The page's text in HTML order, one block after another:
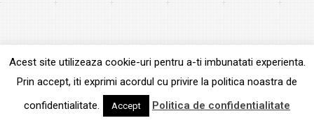
Acest site utilizeaza cookie-uri pentru a-ti imbunatati experienta.
Prin accept, iti exprimi acordul cu privire la politica noastra de
confidentialitate.
Accept Politica de confidentialitate